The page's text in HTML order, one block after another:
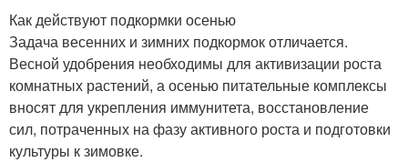
Как действуют подкормки осенью
Задача весенних и зимних подкормок отличается.
Весной удобрения необходимы для активизации роста
комнатных растений, а осенью питательные комплексы
вносят для укрепления иммунитета, восстановление
сил, потраченных на фазу активного роста и подготовки
культуры к зимовке.